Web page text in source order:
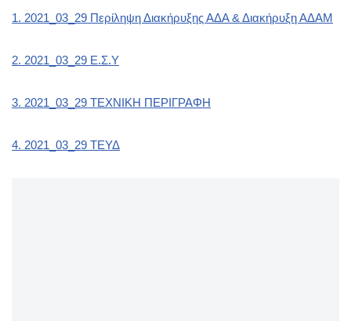
1. 2021_03_29 Περίληψη Διακήρυξης ΑΔΑ & Διακήρυξη ΑΔΑΜ
2. 2021_03_29 Ε.Σ.Υ
3. 2021_03_29 ΤΕΧΝΙΚΗ ΠΕΡΙΓΡΑΦΗ
4. 2021_03_29 ΤΕΥΔ